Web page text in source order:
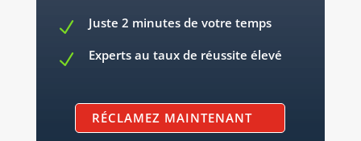
N Juste 2 minutes de votre temps
N Experts au taux de réussite élevé
RÉCLAMEZ MAINTENANT